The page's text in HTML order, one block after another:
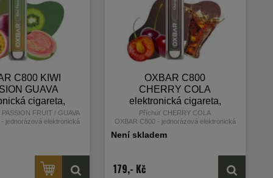
C800 KIWI
GUAVA
cigareta,
16mg
nikotinu
FRUIT / GUAVA
jednorázová elektronická
OXBAR C800
CHERRY COLA
elektronická cigareta,
800 potahů, 16mg
nikotinu
Příchuť CHERRY COLA
OXBAR C800 - jednorázová elektronická
cigareta od světoznámého výrobce OXVA
Není skladem
179,- Kč